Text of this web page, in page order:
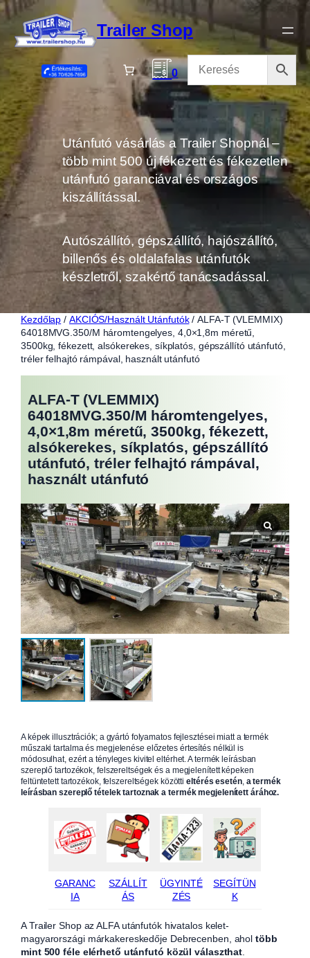
Ugrás
tartalomhoz
Trailer Shop
0
Utánfutó vásárlás a Trailer Shopnál –
több mint 500 új fékezett és fékezetlen
utánfutó garanciával és országos
kiszállítással.
Autószállító, gépszállító, hajószállító,
billenős és oldalafalas utánfutók
készletről, szakértő tanácsadással.
Kezdőlap / AKCIÓS/Használt Utánfutók/ ALFA-T (VLEMMIX)
64018MVG.350/M háromtengelyes, 4,0×1,8m méretű,
3500kg, fékezett, alsókerekes, síkplatós, gépszállító utánfutó,
tréler felhajtó rámpával, használt utánfutó
ALFA-T (VLEMMIX)
64018MVG.350/M háromtengelyes,
4,0×1,8m méretű, 3500kg, fékezett,
alsókerekes, síkplatós, gépszállító
utánfutó, tréler felhajtó rámpával,
használt utánfutó
A képek illusztrációk; a gyártó folyamatos fejlesztései miatt a termék
műszaki tartalma és megjelenése előzetes értesítés nélkül is
módosulhat, ezért a tényleges kivitel eltérhet. A termék leírásban
szereplő tartozékok, felszereltségek és a megjelenített képeken
feltüntetett tartozékok, felszereltségek közöttieltérés esetén, a termék
leírásban szereplő tételek tartoznak a termék megjelenített árához.
GARANC
IA
SZÁLLÍT
ÁS
ÜGYINTÉ
ZÉS
SEGÍTÜN
K
A Trailer Shop az ALFA utánfutók hivatalos kelet-
magyarországi márkakereskedője Debrecenben, aholtöbb
mint 500 féle elérhető utánfutó közül választhat